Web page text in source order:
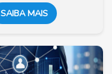
SAIBA MAIS